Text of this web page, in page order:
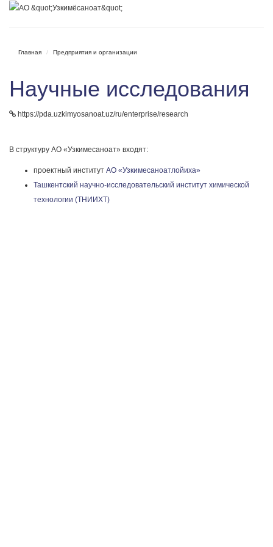
Главная Предприятия и организации
Научные исследования
https://pda.uzkimyosanoat.uz/ru/enterprise/research
В структуру АО «Узкимесаноат» входят:
проектный институт АО «Узкимесаноатлойиха»
Ташкентский научно-исследовательский институт химической
технологии (ТНИИХТ)